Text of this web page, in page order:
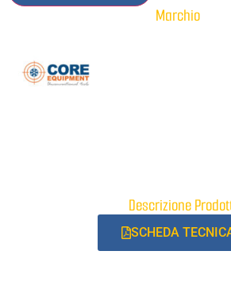
Marchio
Descrizione
SCHEDA